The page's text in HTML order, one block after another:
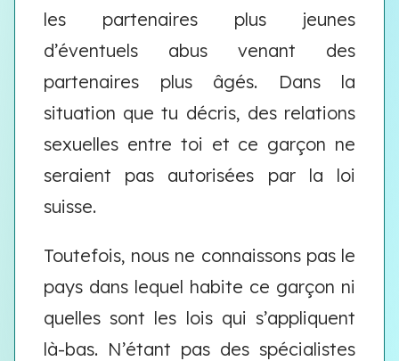
les partenaires plus jeunes
d’éventuels abus venant des
partenaires plus âgés. Dans la
situation que tu décris, des relations
sexuelles entre toi et ce garçon ne
seraient pas autorisées par la loi
suisse.
Toutefois, nous ne connaissons pas le
pays dans lequel habite ce garçon ni
quelles sont les lois qui s’appliquent
là-bas. N’étant pas des spécialistes